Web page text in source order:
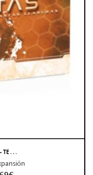
TE . . .